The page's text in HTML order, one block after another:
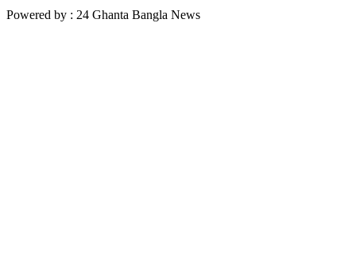
Powered by : 24 Ghanta Bangla News